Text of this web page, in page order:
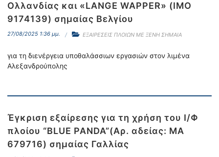
Ολλανδίας και «LANGE WAPPER» (ΙΜΟ
9174139) σημαίας Βελγίου
27/08/2025 1:36 μμ. ΕΞΑΙΡΕΣΕΙΣ ΠΛΟΙΩΝ ΜΕ ΞΕΝΗ ΣΗΜΑΙΑ
για τη διενέργεια υποθαλάσσιων εργασιών στον λιμένα
Αλεξανδρούπολης
Έγκριση εξαίρεσης για τη χρήση του Ι/Φ
πλοίου “BLUE PANDA”(Αρ. αδείας: ΜΑ
679716) σημαίας Γαλλίας